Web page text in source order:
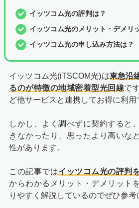
イッツコム光の評判は？
イッツコム光のメリット・デメリ
イッツコム光の申し込み方法は？
イッツコム光(iTSCOM光)は東急沿
るのが特徴の地域密着型光回線で
ど他サービスと連携してお得に利用
しかし、よく調べずに契約すると
きなかったり、思ったより高いな
性があります。
この記事ではイッツコム光の評判
からわかるメリット・デメリット
りやすく解説しているのでぜひ参考